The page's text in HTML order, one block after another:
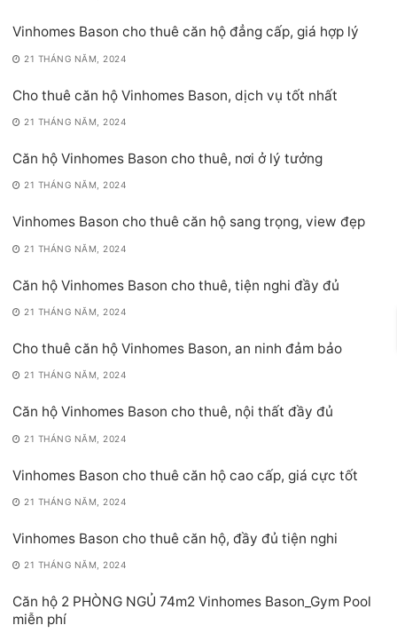
Vinhomes Bason cho thuê căn hộ đẳng cấp, giá hợp lý
21 THÁNG NĂM, 2024
Cho thuê căn hộ Vinhomes Bason, dịch vụ tốt nhất
21 THÁNG NĂM, 2024
Căn hộ Vinhomes Bason cho thuê, nơi ở lý tưởng
21 THÁNG NĂM, 2024
Vinhomes Bason cho thuê căn hộ sang trọng, view đẹp
21 THÁNG NĂM, 2024
Căn hộ Vinhomes Bason cho thuê, tiện nghi đầy đủ
21 THÁNG NĂM, 2024
Cho thuê căn hộ Vinhomes Bason, an ninh đảm bảo
21 THÁNG NĂM, 2024
Căn hộ Vinhomes Bason cho thuê, nội thất đầy đủ
21 THÁNG NĂM, 2024
Vinhomes Bason cho thuê căn hộ cao cấp, giá cực tốt
21 THÁNG NĂM, 2024
Vinhomes Bason cho thuê căn hộ, đầy đủ tiện nghi
21 THÁNG NĂM, 2024
Căn hộ 2 PHÒNG NGỦ 74m2 Vinhomes Bason_Gym Pool
miễn phí